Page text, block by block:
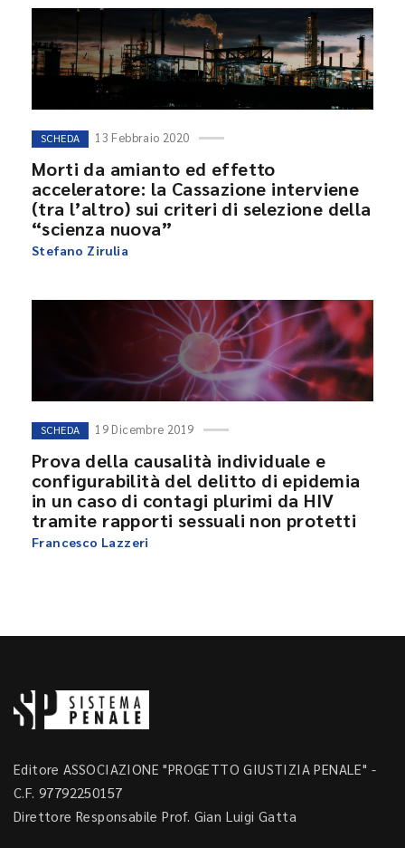
SCHEDA 13 Febbraio 2020
Morti da amianto ed effetto
acceleratore: la Cassazione interviene
(tra l’altro) sui criteri di selezione della
“scienza nuova”
Stefano Zirulia
SCHEDA 19 Dicembre 2019
Prova della causalità individuale e
configurabilità del delitto di epidemia
in un caso di contagi plurimi da HIV
tramite rapporti sessuali non protetti
Francesco Lazzeri
Editore ASSOCIAZIONE "PROGETTO GIUSTIZIA PENALE" -
C.F. 97792250157
Direttore Responsabile Prof. Gian Luigi Gatta